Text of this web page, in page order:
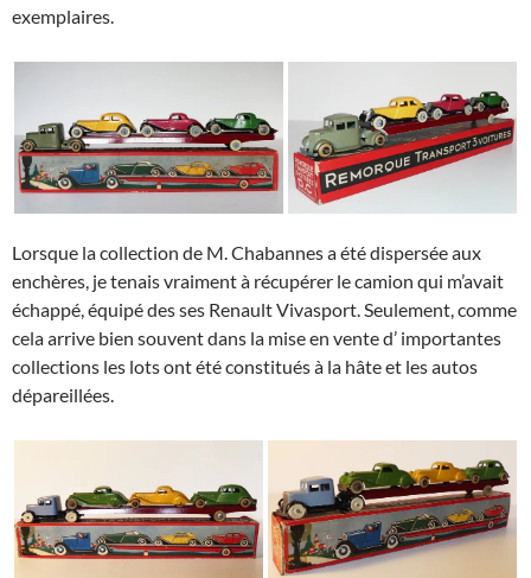
exemplaires.
Lorsque la collection de M. Chabannes a été dispersée aux
enchères, je tenais vraiment à récupérer le camion qui m’avait
échappé, équipé des ses Renault Vivasport. Seulement, comme
cela arrive bien souvent dans la mise en vente d’ importantes
collections les lots ont été constitués à la hâte et les autos
dépareillées.